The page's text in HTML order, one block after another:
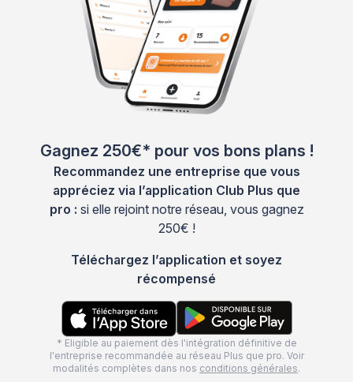
Gagnez 250€* pour vos bons plans !
Recommandez une entreprise que vous
appréciez via l’application Club Plus que
pro : si elle rejoint notre réseau, vous gagnez
250€ !
Téléchargez l’application et soyez
récompensé
* Eligible au paiement dès l'intégration définitive de
l'entreprise recommandée au réseau Plus que pro. Voir
modalités complètes dans nos conditions générales.